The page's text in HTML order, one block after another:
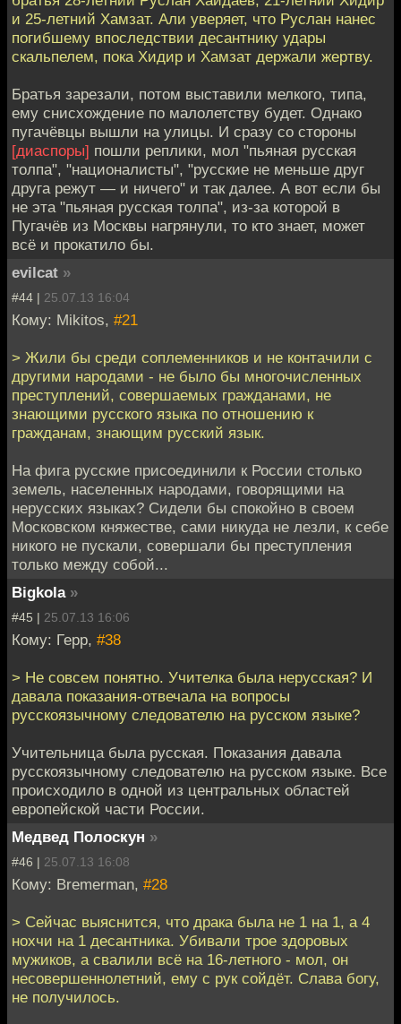
и 25-летний Хамзат. Али уверяет, что Руслан нанес
погибшему впоследствии десантнику удары
скальпелем, пока Хидир и Хамзат держали жертву.
Братья зарезали, потом выставили мелкого, типа,
ему снисхождение по малолетству будет. Однако
пугачёвцы вышли на улицы. И сразу со стороны
[диаспоры] пошли реплики, мол "пьяная русская
толпа", "националисты", "русские не меньше друг
друга режут — и ничего" и так далее. А вот если бы
не эта "пьяная русская толпа", из-за которой в
Пугачёв из Москвы нагрянули, то кто знает, может
всё и прокатило бы.
evilcat »
#44 | 25.07.13 16:04
Кому: Mikitos, #21
> Жили бы среди соплеменников и не контачили с
другими народами - не было бы многочисленных
преступлений, совершаемых гражданами, не
знающими русского языка по отношению к
гражданам, знающим русский язык.
На фига русские присоединили к России столько
земель, населенных народами, говорящими на
нерусских языках? Сидели бы спокойно в своем
Московском княжестве, сами никуда не лезли, к себе
никого не пускали, совершали бы преступления
только между собой...
Bigkola »
#45 | 25.07.13 16:06
Кому: Герр, #38
> Не совсем понятно. Учителка была нерусская? И
давала показания-отвечала на вопросы
русскоязычному следователю на русском языке?
Учительница была русская. Показания давала
русскоязычному следователю на русском языке. Все
происходило в одной из центральных областей
европейской части России.
Медвед Полоскун »
#46 | 25.07.13 16:08
Кому: Bremerman, #28
> Сейчас выяснится, что драка была не 1 на 1, а 4
нохчи на 1 десантника. Убивали трое здоровых
мужиков, а свалили всё на 16-летного - мол, он
несовершеннолетний, ему с рук сойдёт. Слава богу,
не получилось.